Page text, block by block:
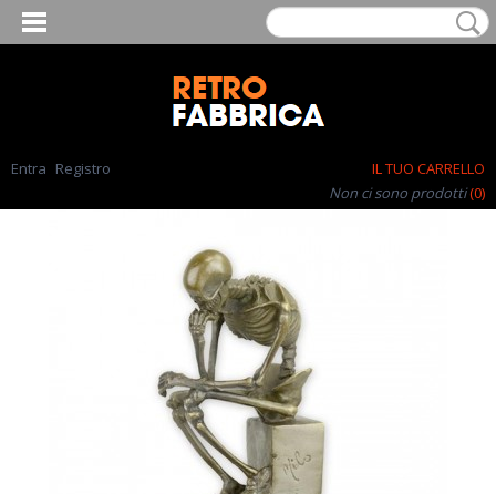
Entra Registro
IL TUO CARRELLO
Non ci sono prodotti(0)